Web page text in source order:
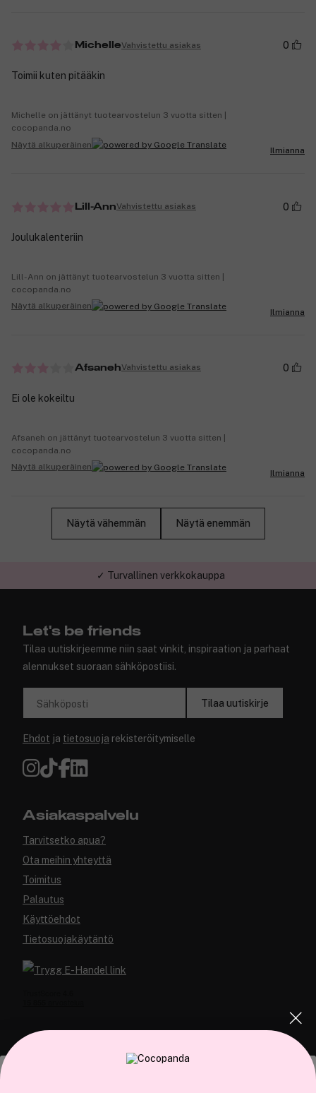
MichelleVahvistettu asiakas 0
Toimii kuten pitääkin
Michelle on jättänyt tuotearvostelun 3 vuotta sitten |
cocopanda.no
Näytä alkuperäinen
Ilmianna
Lill-AnnVahvistettu asiakas 0
Joulukalenteriin
Lill-Ann on jättänyt tuotearvostelun 3 vuotta sitten |
cocopanda.no
Näytä alkuperäinen
Ilmianna
AfsanehVahvistettu asiakas 0
Ei ole kokeiltu
Afsaneh on jättänyt tuotearvostelun 3 vuotta sitten |
cocopanda.no
Näytä alkuperäinen
Ilmianna
Näytä vähemmän Näytä enemmän
✓ Turvallinen verkkokauppa
Let's be friends
Tilaa uutiskirjeemme niin saat vinkit, inspiraation ja parhaat
alennukset suoraan sähköpostiisi.
Sähköposti Tilaa uutiskirje
Ehdot ja tietosuoja rekisteröitymiselle
Asiakaspalvelu
Tarvitsetko apua?
Ota meihin yhteyttä
Toimitus
Palautus
Käyttöehdot
Tietosuojakäytäntö